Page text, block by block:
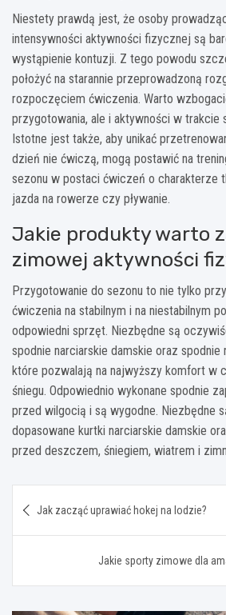
Niestety prawdą jest, że osoby
intensywności aktywności fizycznej są
wystąpienie kontuzji. Z tego powodu
położyć na starannie przeprowadzoną
rozpoczęciem ćwiczenia. Warto
przygotowania, ale i aktywności w trakcie
Istotne jest także, aby unikać
dzień nie ćwiczą, mogą postawić na
sezonu w postaci ćwiczeń o charakterze
jazda na rowerze czy pływanie.
Jakie produkty warto
zimowej aktywności
Przygotowanie do sezonu to nie tylko
ćwiczenia na stabilnym i na niestabilnym
odpowiedni sprzęt. Niezbędne są
spodnie narciarskie damskie oraz spodnie
które pozwalają na najwyższy komfort w
śniegu. Odpowiednio wykonane spodnie
przed wilgocią i są wygodne. Niezbędne
dopasowane kurtki narciarskie damskie
przed deszczem, śniegiem, wiatrem i
wpisu
Jak zacząć uprawiać hokej na lodzie?
Jakie sporty zimowe dla